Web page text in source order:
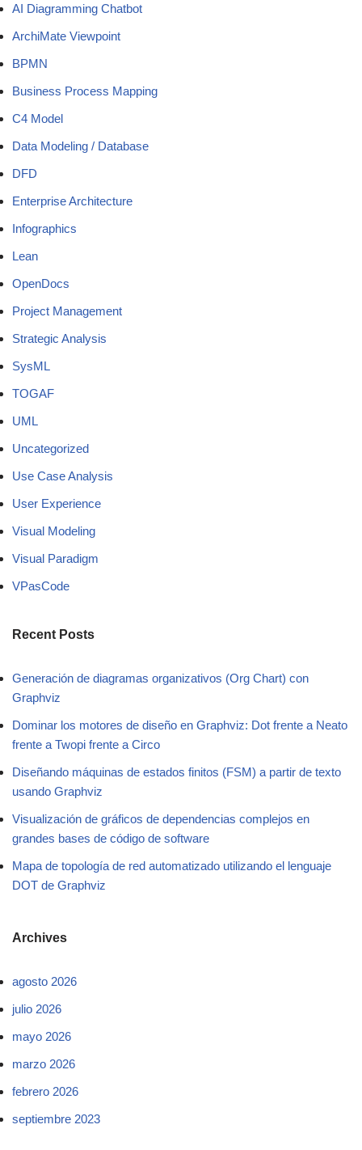
AI Diagramming Chatbot
ArchiMate Viewpoint
BPMN
Business Process Mapping
C4 Model
Data Modeling / Database
DFD
Enterprise Architecture
Infographics
Lean
OpenDocs
Project Management
Strategic Analysis
SysML
TOGAF
UML
Uncategorized
Use Case Analysis
User Experience
Visual Modeling
Visual Paradigm
VPasCode
Recent Posts
Generación de diagramas organizativos (Org Chart) con
Graphviz
Dominar los motores de diseño en Graphviz: Dot frente a Neato
frente a Twopi frente a Circo
Diseñando máquinas de estados finitos (FSM) a partir de texto
usando Graphviz
Visualización de gráficos de dependencias complejos en
grandes bases de código de software
Mapa de topología de red automatizado utilizando el lenguaje
DOT de Graphviz
Archives
agosto 2026
julio 2026
mayo 2026
marzo 2026
febrero 2026
septiembre 2023